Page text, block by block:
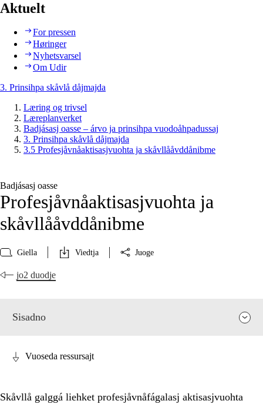
Aktuelt
For pressen
Høringer
Nyhetsvarsel
Om Udir
3. Prinsihpa skåvlå dåjmajda
Læring og trivsel
Læreplanverket
Badjásasj oasse – árvo ja prinsihpa vuodoåhpadussaj
3. Prinsihpa skåvlå dåjmajda
3.5 Profesjåvnåaktisasjvuohta ja skåvllååvddånibme
Badjásasj oasse
Profesjåvnåaktisasjvuohta ja
skåvllååvddånibme
Giella Viedtja Juoge
jo2 duodje
Sisadno
Vuoseda ressursajt
Skåvllå galggá liehket profesjåvnåfágalasj aktisasjvuohta